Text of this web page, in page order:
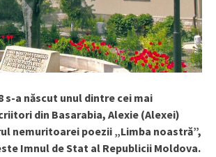
s-a născut unul dintre cei mai
din Basarabia, Alexie (Alexei)
nemuritoarei poezii „Limba noastră”,
Imnul de Stat al Republicii Moldova.